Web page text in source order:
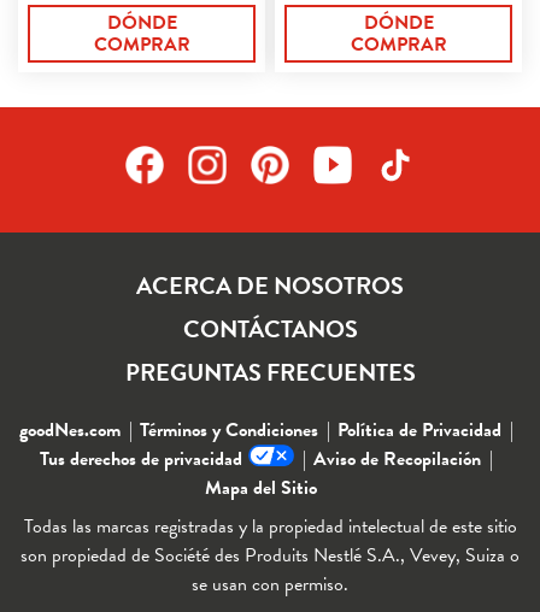
reseñas
DÓNDE
COMPRAR
reseñas
DÓNDE
COMPRAR
ACERCA DE NOSOTROS
CONTÁCTANOS
PREGUNTAS FRECUENTES
goodNes.com Términos y Condiciones
Política de Privacidad
Tus derechos de privacidad
Aviso de Recopilación
Mapa del Sitio
Todas las marcas registradas y la propiedad intelectual de este sitio
son propiedad de Société des Produits Nestlé S.A., Vevey, Suiza o
se usan con permiso.